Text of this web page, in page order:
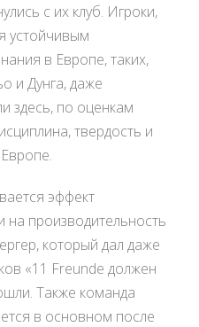
с их клуб. Игроки,
устойчивым
в Европе, таких,
и Дунга, даже
здесь, по оценкам
твердость и
эффект
на производительность
который дал даже
«11 Freunde должен
Также команда
в основном после